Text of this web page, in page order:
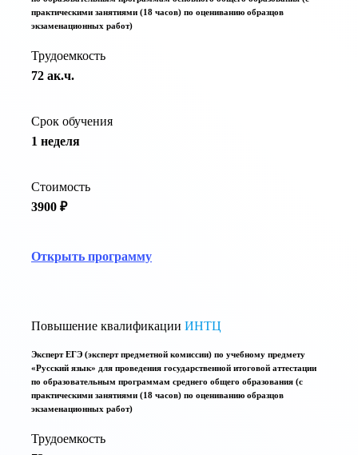
практическими занятиями (18 часов) по оцениванию образцов
экзаменационных работ)
Трудоемкость
72 ак.ч.
Срок обучения
1 неделя
Стоимость
3900 ₽
Открыть программу
Повышение квалификации ИНТЦ
Эксперт ЕГЭ (эксперт предметной комиссии) по учебному предмету
«Русский язык» для проведения государственной итоговой аттестации
по образовательным программам среднего общего образования (с
практическими занятиями (18 часов) по оцениванию образцов
экзаменационных работ)
Трудоемкость